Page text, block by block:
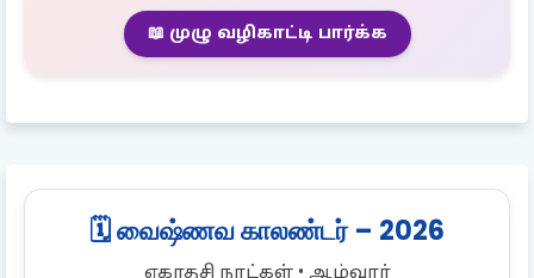
📖 முழு வழிகாட்டி பார்க்க
🗓️ வைஷ்ணவ காலண்டர் – 2026